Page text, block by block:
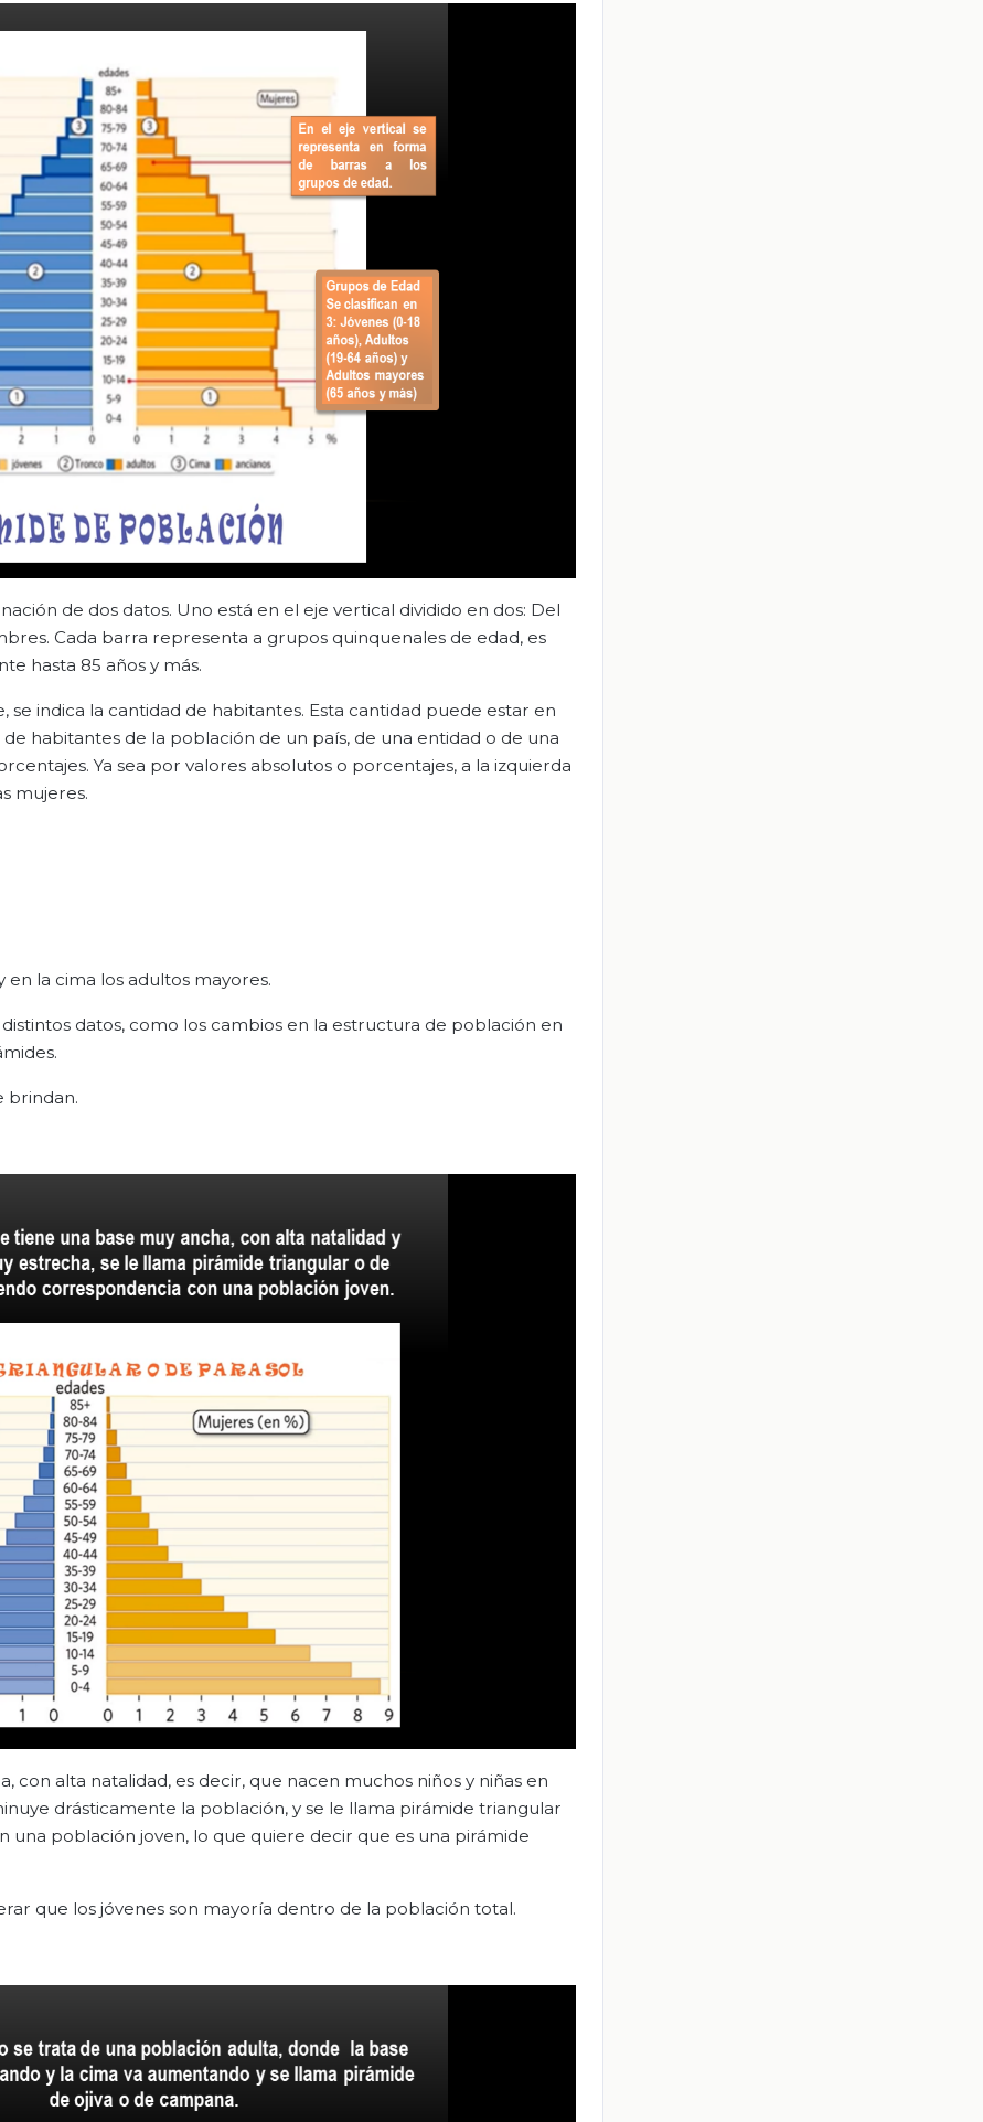
de dos datos. Uno está en el eje vertical dividido en dos: Del
Cada barra representa a grupos quinquenales de edad, es
hasta 85 años y más.
indica la cantidad de habitantes. Esta cantidad puede estar en
habitantes de la población de un país, de una entidad o de una
Ya sea por valores absolutos o porcentajes, a la izquierda
mujeres.
en la cima los adultos mayores.
datos, como los cambios en la estructura de población en
brindan.
con alta natalidad, es decir, que nacen muchos niños y niñas en
drásticamente la población, y se le llama pirámide triangular
una población joven, lo que quiere decir que es una pirámide
que los jóvenes son mayoría dentro de la población total.